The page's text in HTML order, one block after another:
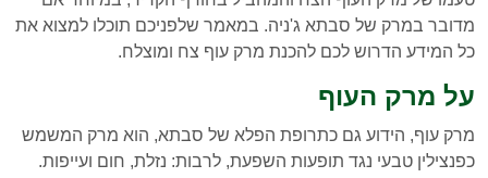
מדובר במרק של סבתא ג'ניה. במאמר שלפניכם תוכלו למצוא את
כל המידע הדרוש לכם להכנת מרק עוף צח ומוצלח.
על מרק העוף
מרק עוף, הידוע גם כתרופת הפלא של סבתא, הוא מרק המשמש
כפנצילין טבעי נגד תופעות השפעת, לרבות: נזלת, חום ועייפות.